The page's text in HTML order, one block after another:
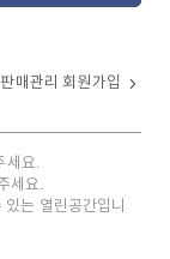
판매관리 회원가입
세요.
세요.
는 열린공간입니